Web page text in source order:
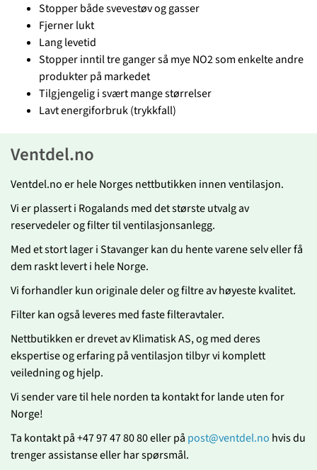
Stopper både svevestøv og gasser
Fjerner lukt
Lang levetid
Stopper inntil tre ganger så mye NO2 som enkelte andre
produkter på markedet
Tilgjengelig i svært mange størrelser
Lavt energiforbruk (trykkfall)
Ventdel.no
Ventdel.no er hele Norges nettbutikken innen ventilasjon.
Vi er plassert i Rogalands med det største utvalg av
reservedeler og filter til ventilasjonsanlegg.
Med et stort lager i Stavanger kan du hente varene selv eller få
dem raskt levert i hele Norge.
Vi forhandler kun originale deler og filtre av høyeste kvalitet.
Filter kan også leveres med faste filteravtaler.
Nettbutikken er drevet av Klimatisk AS, og med deres
ekspertise og erfaring på ventilasjon tilbyr vi komplett
veiledning og hjelp.
Vi sender vare til hele norden ta kontakt for lande uten for
Norge!
Ta kontakt på +47 97 47 80 80 eller på post@ventdel.no hvis du
trenger assistanse eller har spørsmål.